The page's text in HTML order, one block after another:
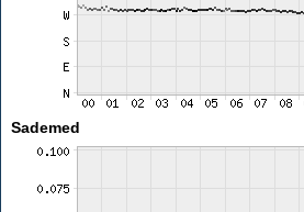
Sademed